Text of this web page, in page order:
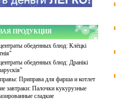
ПРОДУКЦИЯ
обеденных блюд: Клёцкі
обеденных блюд: Дранікі
Приправа для фарша и котлет
завтраки: Палочки кукурузные
сладкие